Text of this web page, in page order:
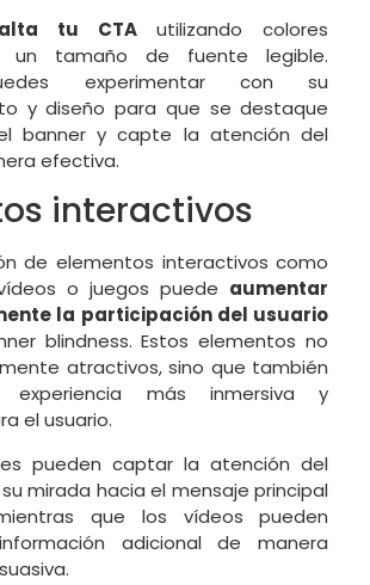
tu CTAutilizando colores
un tamaño de fuente legible.
experimentar con su
y diseño para que se destaque
banner y capte la atención del
efectiva.
interactivos
de elementos interactivos como
o juegos puede aumentar
la participación del usuario
blindness. Estos elementos no
atractivos, sino que también
experiencia más inmersiva y
el usuario.
pueden captar la atención del
mirada hacia el mensaje principal
que los vídeos pueden
adicional de manera